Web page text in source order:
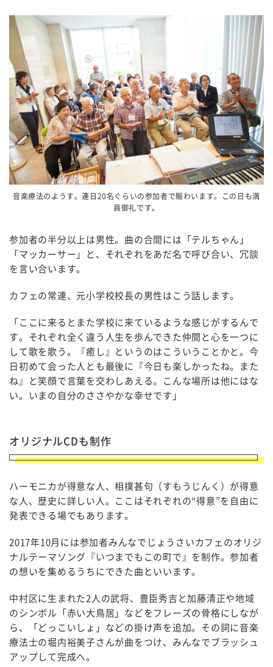
音楽療法のようす。連日20名ぐらいの参加者で賑わいます。この日も満
員御礼です。
参加者の半分以上は男性。曲の合間には「テルちゃん」
「マッカーサー」と、それぞれをあだ名で呼び合い、冗談
を言い合います。
カフェの常連、元小学校校長の男性はこう話します。
「ここに来るとまた学校に来ているような感じがするんで
す。それぞれ全く違う人生を歩んできた仲間と心を一つに
して歌を歌う。『癒し』というのはこういうことかと。今
日初めて会った人とも最後に『今日も楽しかったね。また
ね』と笑顔で言葉を交わしあえる。こんな場所は他にはな
い。いまの自分のささやかな幸せです」
オリジナルCDも制作
ハーモニカが得意な人、相撲甚句（すもうじんく）が得意
な人、歴史に詳しい人。ここはそれぞれの“得意”を自由に
発表できる場でもあります。
2017年10月には参加者みんなでじょうさいカフェのオリジ
ナルテーマソング『いつまでもこの町で』を制作。参加者
の想いを集めるうちにできた曲といいます。
中村区に生まれた2人の武将、豊臣秀吉と加藤清正や地域
のシンボル「赤い大鳥居」などをフレーズの骨格にしなが
ら、「どっこいしょ」などの掛け声を追加。その詞に音楽
療法士の堀内裕美子さんが曲をつけ、みんなでブラッシュ
アップして完成へ。